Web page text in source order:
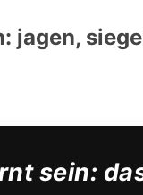
jagen,
sein: